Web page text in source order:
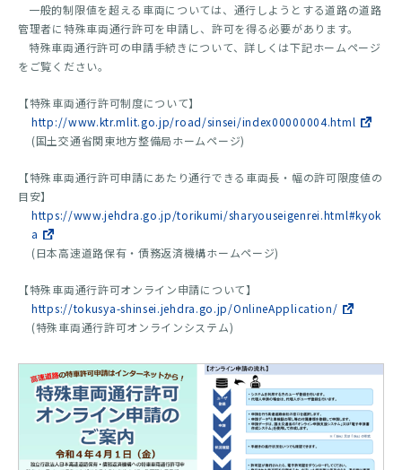
一般的制限値を超える車両については、通行しようとする道路の道路
管理者に特殊車両通行許可を申請し、許可を得る必要があります。
特殊車両通行許可の申請手続きについて、詳しくは下記ホームページ
をご覧ください。
【特殊車両通行許可制度について】
http://www.ktr.mlit.go.jp/road/sinsei/index00000004.html
(国土交通省関東地方整備局ホームページ)
【特殊車両通行許可申請にあたり通行できる車両長・幅の許可限度値の
目安】
https://www.jehdra.go.jp/torikumi/sharyouseigenrei.html#kyok
a
(日本高速道路保有・債務返済機構ホームページ)
【特殊車両通行許可オンライン申請について】
https://tokusya-shinsei.jehdra.go.jp/OnlineApplication/
(特殊車両通行許可オンラインシステム)